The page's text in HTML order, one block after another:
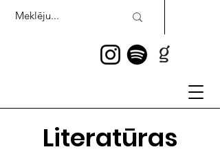
Literatūras